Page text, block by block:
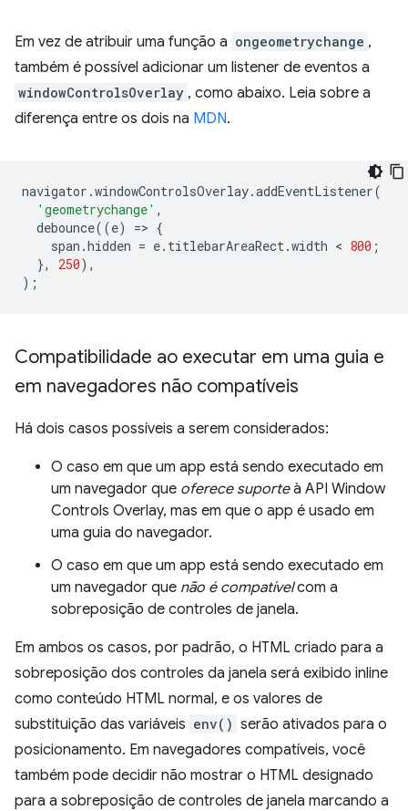
Em vez de atribuir uma função a ongeometrychange ,
também é possível adicionar um listener de eventos a
windowControlsOverlay , como abaixo. Leia sobre a
diferença entre os dois na MDN.
navigator .windowControlsOverlay.addEventListener(
'geometrychange' ,
debounce((e) => {
span .hidden = e. titlebarAreaRect .width < 800 ;
},
250),
);
Compatibilidade ao executar em uma guia e
em navegadores não compatíveis
Há dois casos possíveis a serem considerados:
O caso em que um app está sendo executado em
um navegador que oferece suporteà API Window
Controls Overlay, mas em que o app é usado em
uma guia do navegador.
O caso em que um app está sendo executado em
um navegador que não é compatívelcom a
sobreposição de controles de janela.
Em ambos os casos, por padrão, o HTML criado para a
sobreposição dos controles da janela será exibido inline
como conteúdo HTML normal, e os valores de
substituição das variáveis env() serão ativados para o
posicionamento. Em navegadores compatíveis, você
também pode decidir não mostrar o HTML designado
para a sobreposição de controles de janela marcando a